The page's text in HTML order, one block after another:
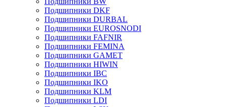
Подшипники DKF
Подшипники DURBAL
Подшипники EUROSNODI
Подшипники FAFNIR
Подшипники FEMINA
Подшипники GAMET
Подшипники HIWIN
Подшипники IBC
Подшипники IKO
Подшипники KLM
Подшипники LDI